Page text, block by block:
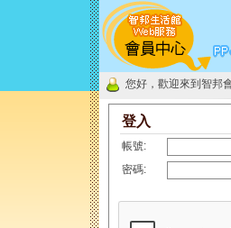
您好，歡迎來到智邦
登入
帳號:
密碼: